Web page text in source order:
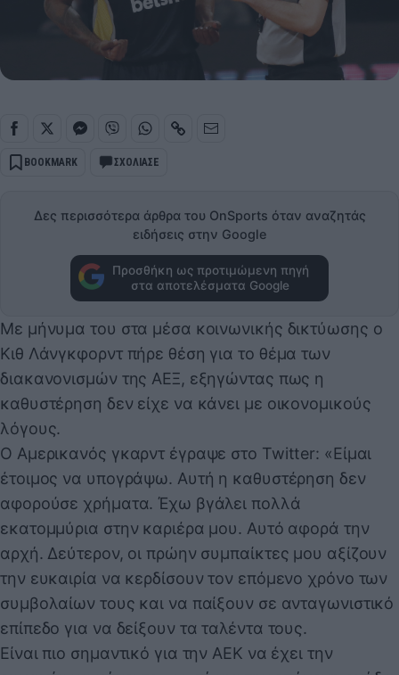
BOOKMARK ΣΧΟΛΙΑΣΕ
Δες περισσότερα άρθρα του OnSports όταν αναζητάς
ειδήσεις στην Google
Προσθήκη ως προτιμώμενη πηγή
στα αποτελέσματα Google
Με μήνυμα του στα μέσα κοινωνικής δικτύωσης ο
Κιθ Λάνγκφορντ πήρε θέση για το θέμα των
διακανονισμών της ΑΕΞ, εξηγώντας πως η
καθυστέρηση δεν είχε να κάνει με οικονομικούς
λόγους.
Ο Αμερικανός γκαρντ έγραψε στο Twitter: «Είμαι
έτοιμος να υπογράψω. Αυτή η καθυστέρηση δεν
αφορούσε χρήματα. Έχω βγάλει πολλά
εκατομμύρια στην καριέρα μου. Αυτό αφορά την
αρχή. Δεύτερον, οι πρώην συμπαίκτες μου αξίζουν
την ευκαιρία να κερδίσουν τον επόμενο χρόνο των
συμβολαίων τους και να παίξουν σε ανταγωνιστικό
επίπεδο για να δείξουν τα ταλέντα τους.
Είναι πιο σημαντικό για την ΑΕΚ να έχει την